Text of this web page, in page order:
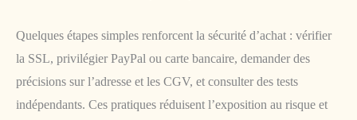
Quelques étapes simples renforcent la sécurité d’achat : vérifier
la SSL, privilégier PayPal ou carte bancaire, demander des
précisions sur l’adresse et les CGV, et consulter des tests
indépendants. Ces pratiques réduisent l’exposition au risque et